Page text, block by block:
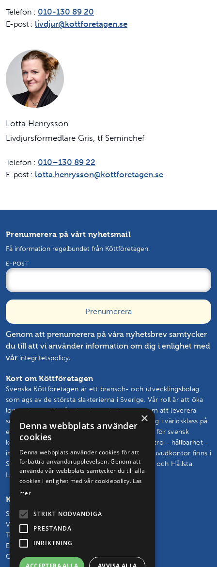
Telefon : 010-130 89 20
E-post : livdjur@kottforetagen.se
Lotta Henrysson
Livdjursförmedlare Gris, tf Seminchef
Telefon : 010–130 89 22
E-post : lotta.henrysson@kottforetagen.se
Prenumerera på vårt nyhetsmail
Få information regelbundet från Köttföretagen.
E-POST
Genom att prenumerera på våra nyhetsbrev samtycker
du till att vi använder information om dig i enlighet med
vår integritetspolicy.
Kort om Köttföretagen
Svenska Köttföretagen är ett bransch- och utvecklingsbolag
som ägs av de största slakterierna i Sverige. Vår roll är att öka
lönsamheten för våra kunder och ägare genom att leverera
semin, livdjur, rådgivning och branschutveckling i världsklass på
ett effektivt sätt. Vårt mål är att vända trenden för svensk
köttproduktion. Vi skapar och står för framtidstro - hållbarhet -
innovation – glädje. Svenska Köttföretagens huvudkontor finns i
Skövde och vi driver seminstationer i Hudaryd och Hållsta.
Läs mer om oss och vårt uppdrag
Kontakta oss
Svenska Köttföretagen AB
Vasagatan 29, 541 31 Skövde
Telefon: 0500 – 48 30 65
E-post:
info@kottforetagen.se
Orgnr: 556219-6849
×
Denna webbplats använder
cookies
Denna webbplats använder cookies för att
förbättra användarupplevelsen. Genom att
använda vår webbplats samtycker du till alla
cookies i enlighet med vår cookiepolicy. Läs
mer
STRIKT NÖDVÄNDIGA
PRESTANDA
INRIKTNING